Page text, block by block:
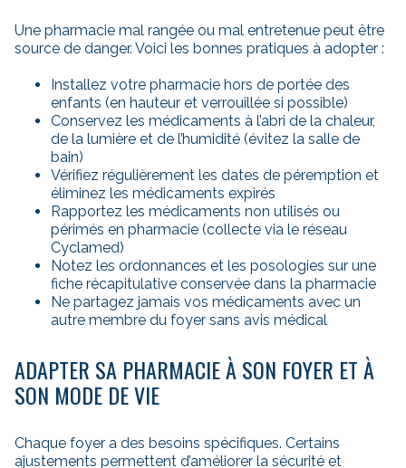
Une pharmacie mal rangée ou mal entretenue peut être
source de danger. Voici les bonnes pratiques à adopter :
Installez votre pharmacie hors de portée des
enfants (en hauteur et verrouillée si possible)
Conservez les médicaments à l’abri de la chaleur,
de la lumière et de l’humidité (évitez la salle de
bain)
Vérifiez régulièrement les dates de péremption et
éliminez les médicaments expirés
Rapportez les médicaments non utilisés ou
périmés en pharmacie (collecte via le réseau
Cyclamed)
Notez les ordonnances et les posologies sur une
fiche récapitulative conservée dans la pharmacie
Ne partagez jamais vos médicaments avec un
autre membre du foyer sans avis médical
ADAPTER SA PHARMACIE À SON FOYER ET À
SON MODE DE VIE
Chaque foyer a des besoins spécifiques. Certains
ajustements permettent d’améliorer la sécurité et